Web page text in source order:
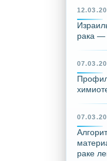
рака —
раке